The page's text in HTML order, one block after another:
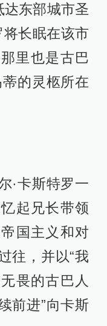
东部城市圣
长眠在该市
里也是古巴
的灵柩所在
·卡斯特罗一
起兄长带领
国主义和对
往，并以“我
畏的古巴人
前进”向卡斯